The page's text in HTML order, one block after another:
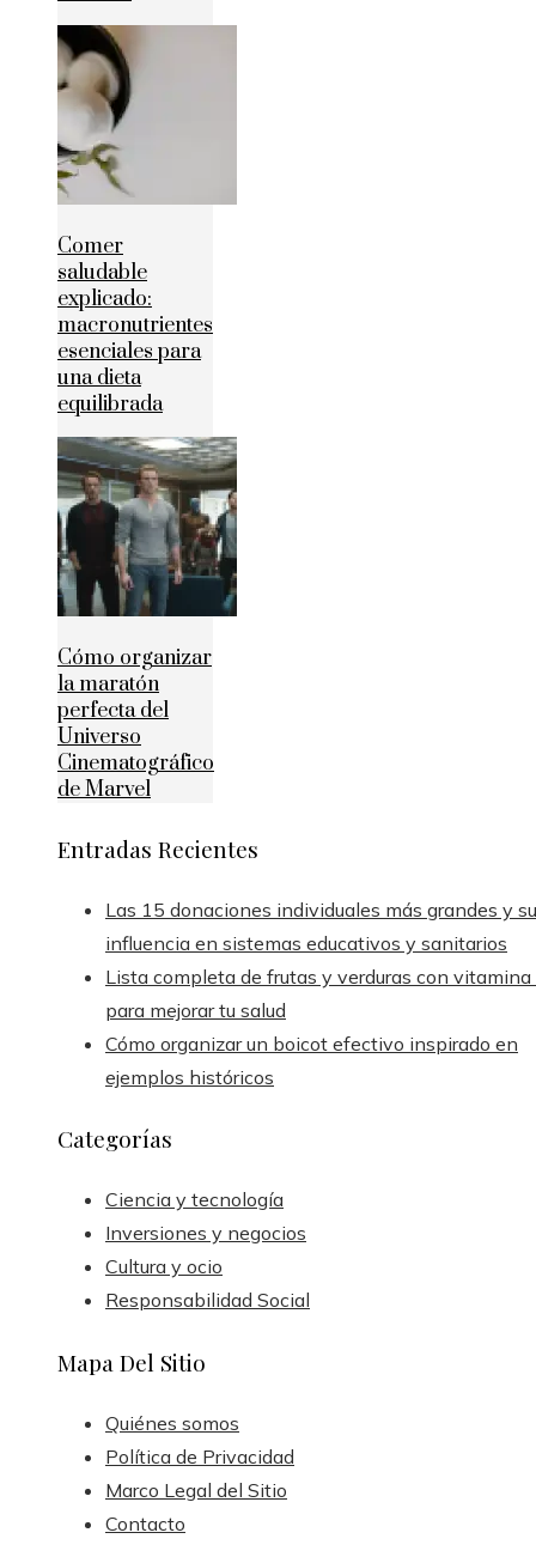
Comer
saludable
explicado:
macronutrientes
esenciales para
una dieta
equilibrada
Cómo organizar
la maratón
perfecta del
Universo
Cinematográfico
de Marvel
Entradas Recientes
Las 15 donaciones individuales más grandes y su
influencia en sistemas educativos y sanitarios
Lista completa de frutas y verduras con vitamina
para mejorar tu salud
Cómo organizar un boicot efectivo inspirado en
ejemplos históricos
Categorías
Ciencia y tecnología
Inversiones y negocios
Cultura y ocio
Responsabilidad Social
Mapa Del Sitio
Quiénes somos
Política de Privacidad
Marco Legal del Sitio
Contacto